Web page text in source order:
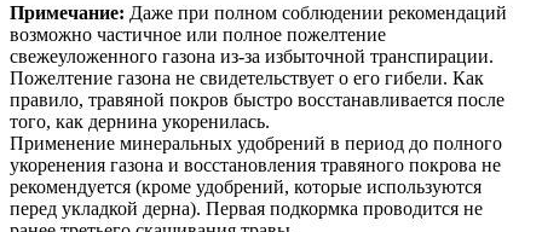
Примечание: Даже при полном соблюдении рекомендаций
возможно частичное или полное пожелтение
свежеуложенного газона из-за избыточной транспирации.
Пожелтение газона не свидетельствует о его гибели. Как
правило, травяной покров быстро восстанавливается после
того, как дернина укоренилась.
Применение минеральных удобрений в период до полного
укоренения газона и восстановления травяного покрова не
рекомендуется (кроме удобрений, которые используются
перед укладкой дерна). Первая подкормка проводится не